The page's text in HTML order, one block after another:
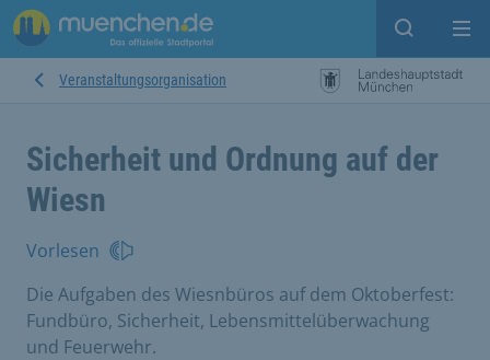
Suche
Veranstaltungsorganisation
Sicherheit und Ordnung auf der
Wiesn
Vorlesen
Die Aufgaben des Wiesnbüros auf dem Oktoberfest:
Fundbüro, Sicherheit, Lebensmittelüberwachung
und Feuerwehr.